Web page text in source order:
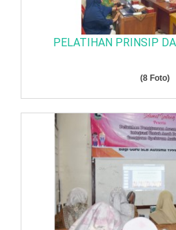
PELATIHAN PRINSIP
(8 Foto)